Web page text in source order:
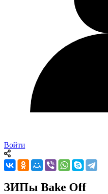
Войти
ЗИПы Bake Off